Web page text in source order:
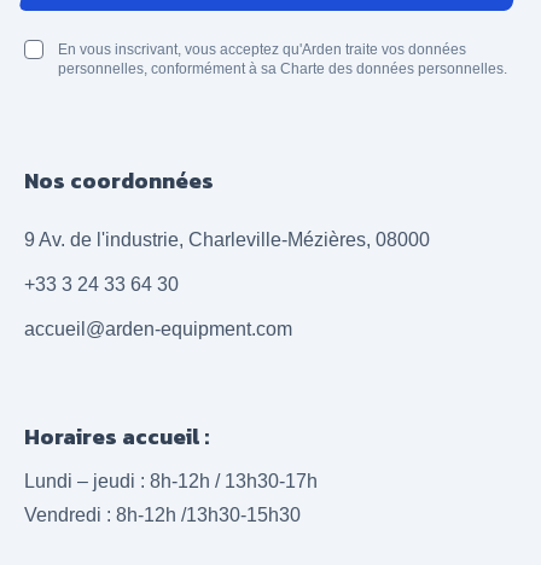
En vous inscrivant, vous acceptez qu'Arden traite vos données
personnelles, conformément à sa Charte des données personnelles.
Nos coordonnées
9 Av. de l'industrie, Charleville-Mézières, 08000
+33 3 24 33 64 30
accueil@arden-equipment.com
Horaires accueil :
Lundi – jeudi : 8h-12h / 13h30-17h
Vendredi : 8h-12h /13h30-15h30